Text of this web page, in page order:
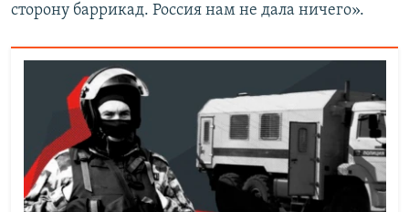
сторону баррикад. Россия нам не дала ничего».